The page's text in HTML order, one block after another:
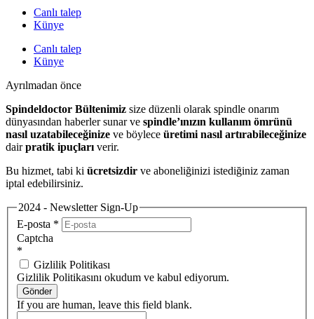
Canlı talep
Künye
Canlı talep
Künye
Ayrılmadan önce
Spindeldoctor Bültenimiz size düzenli olarak spindle onarım
dünyasından haberler sunar ve spindle’ınızın kullanım ömrünü
nasıl uzatabileceğinize ve böylece üretimi nasıl artırabileceğinize
dairpratik ipuçları verir.
Bu hizmet, tabi ki ücretsizdir ve aboneliğinizi istediğiniz zaman
iptal edebilirsiniz.
2024 - Newsletter Sign-Up
E-posta *
Captcha
*
Gizlilik Politikası
Gizlilik Politikasını okudum ve kabul ediyorum.
Gönder
If you are human, leave this field blank.